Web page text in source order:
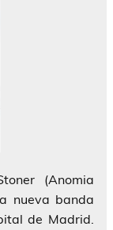
(Anomia
nueva banda
de Madrid.